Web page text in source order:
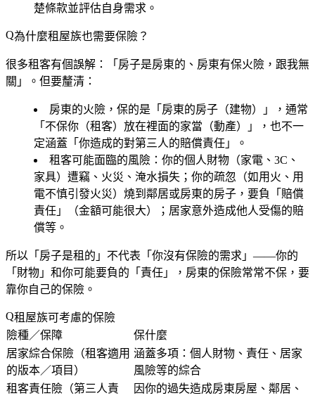
楚條款並評估自身需求。
為什麼租屋族也需要保險？
很多租客有個誤解：「房子是房東的、房東有保火險，跟我無
關」。但要釐清：
房東的火險，保的是「房東的房子（建物）」
，通常
「不保你（租客）放在裡面的家當（動產）」，也不一
定涵蓋「你造成的對第三人的賠償責任」。
租客可能面臨的風險 ：你的個人財物（家電、3C、
家具）遭竊、火災、淹水損失；你的疏忽（如用火、用
電不慎引發火災）燒到鄰居或房東的房子，要負「賠償
責任」（金額可能很大）；居家意外造成他人受傷的賠
償等。
所以「房子是租的」不代表「你沒有保險的需求」——你的
「財物」和你可能要負的「責任」，房東的保險常常不保，要
靠你自己的保險。
租屋族可考慮的保險
險種／保障
保什麼
居家綜合保險（租客適用
的版本／項目）
涵蓋多項：個人財物、責任、居家
風險等的綜合
租客責任險（第三人責
因你的過失造成房東房屋、鄰居、